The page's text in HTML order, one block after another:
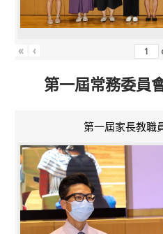
« ‹
第一屆常務委
第一屆家長教職